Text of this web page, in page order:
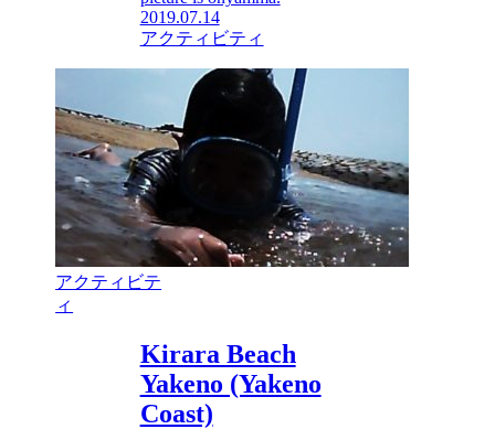
2019.07.14
アクティビティ
アクティビテ
ィ
Kirara Beach
Yakeno (Yakeno
Coast)